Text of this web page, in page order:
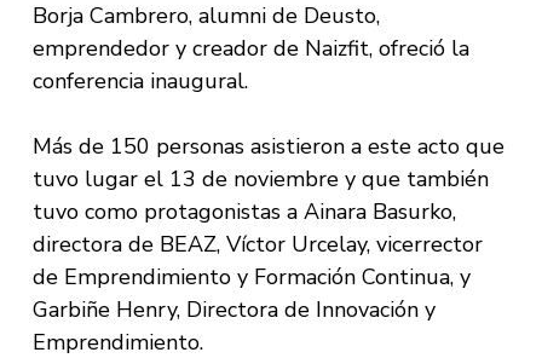
Borja Cambrero, alumni de Deusto,
emprendedor y creador de Naizfit, ofreció la
conferencia inaugural.
Más de 150 personas asistieron a este acto que
tuvo lugar el 13 de noviembre y que también
tuvo como protagonistas a Ainara Basurko,
directora de BEAZ, Víctor Urcelay, vicerrector
de Emprendimiento y Formación Continua, y
Garbiñe Henry, Directora de Innovación y
Emprendimiento.